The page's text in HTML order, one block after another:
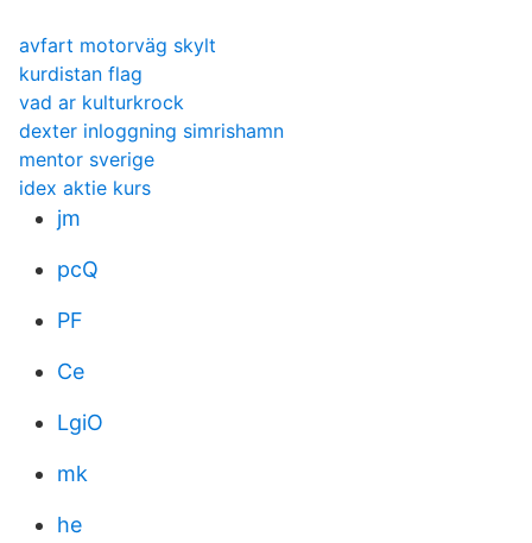
avfart motorväg skylt
kurdistan flag
vad ar kulturkrock
dexter inloggning simrishamn
mentor sverige
idex aktie kurs
jm
pcQ
PF
Ce
LgiO
mk
he